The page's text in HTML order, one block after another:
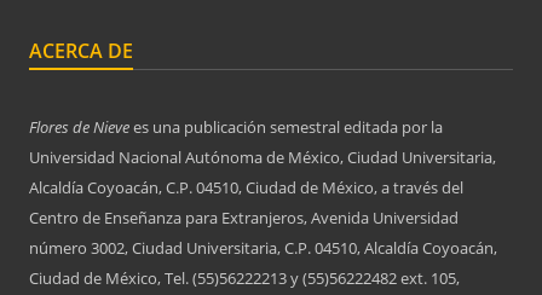
ACERCA DE
Flores de Nievees una publicación semestral editada por la
Universidad Nacional Autónoma de México, Ciudad Universitaria,
Alcaldía Coyoacán, C.P. 04510, Ciudad de México, a través del
Centro de Enseñanza para Extranjeros, Avenida Universidad
número 3002, Ciudad Universitaria, C.P. 04510, Alcaldía Coyoacán,
Ciudad de México, Tel. (55)56222213 y (55)56222482 ext. 105,